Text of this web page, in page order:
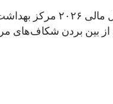
آستین، تگزاس -
بین بردن شکاف‌های